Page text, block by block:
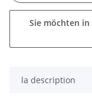
Sie möchten
la description